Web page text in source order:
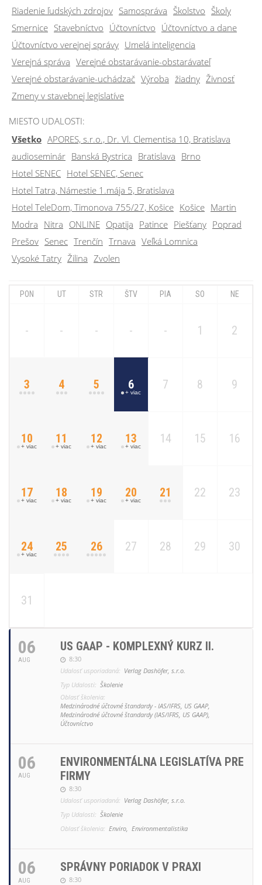
Riadenie ľudských zdrojov Samospráva Školstvo Školy
Smernice Stavebníctvo Účtovníctvo Účtovníctvo a dane
Účtovníctvo verejnej správy Umelá inteligencia
Verejná správa Verejné obstarávanie-obstarávateľ
Verejné obstarávanie-uchádzač Výroba žiadny Živnosť
Zmeny v stavebnej legislatíve
MIESTO UDALOSTI:
Všetko APORES, s.r.o., Dr. Vl. Clementisa 10, Bratislava
audioseminár Banská Bystrica Bratislava Brno
Hotel SENEC Hotel SENEC, Senec
Hotel Tatra, Námestie 1.mája 5, Bratislava
Hotel TeleDom, Timonova 755/27, Košice Košice Martin
Modra Nitra ONLINE Opatija Patince Piešťany Poprad
Prešov Senec Trenčín Trnava Veľká Lomnica
Vysoké Tatry Žilina Zvolen
PON UT STR ŠTV PIA SO NE
- - - - - 1 2
3 4 5 6
+ viac
7 8 9
10
+ viac
11
+ viac
12
+ viac
13
+ viac
14 15 16
17
+ viac
18
+ viac
19
+ viac
20
+ viac
21 22 23
24
+ viac
25 26 27 28 29 30
31
06
AUG
US GAAP - KOMPLEXNÝ KURZ II.
8:30
Udalosť usporiadaná: Verlag Dashöfer, s.r.o.
Typ Udalosti: Školenie
Oblasť školenia:
Medzinárodné účtovné štandardy - IAS/IFRS, US GAAP,
Medzinárodné účtovné štandardy (IAS/IFRS, US GAAP),
Účtovníctvo
06
AUG
ENVIRONMENTÁLNA LEGISLATÍVA PRE
FIRMY
8:30
Udalosť usporiadaná: Verlag Dashöfer, s.r.o.
Typ Udalosti: Školenie
Oblasť školenia: Enviro, Environmentalistika
06
AUG
SPRÁVNY PORIADOK V PRAXI
8:30